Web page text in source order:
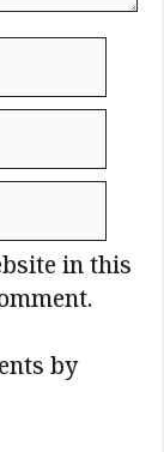
in this
by